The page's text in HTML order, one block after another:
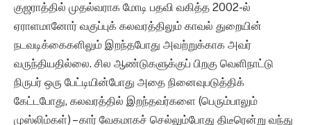
குஜராத்தில் முதல்வராக மோடி பதவி வகித்த 2002-ல்
ஏராளமானோர் வகுப்புக் கலவரத்திலும் காவல் துறையின்
நடவடிக்கைகளிலும் இறந்தபோது அவற்றுக்காக அவர்
வருந்தியதில்லை. சில ஆண்டுகளுக்குப் பிறகு வெளிநாட்டு
நிருபர் ஒரு பேட்டியின்போது அதை நினைவுபடுத்திக்
கேட்டபோது, கலவரத்தில் இறந்தவர்களை (பெரும்பாலும்
முஸ்லிம்கள்) – கார் வேகமாகச் செல்லும்போது திடீரென்று வந்து